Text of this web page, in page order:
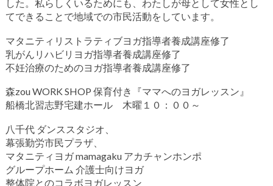
した。私らしくいるためにも、わたしが母として女性とし
てできることで地域での市民活動をしています。
マタニティリストラティブヨガ指導者養成講座修了
乳がんリハビリヨガ指導者養成講座修了
不妊治療のためのヨガ指導者養成講座修了
森zou WORK SHOP 保育付き『ママへのヨガレッスン』
船橋北習志野宅建ホール 木曜１０：００～
八千代 ダンススタジオ、
幕張勤労市民プラザ、
マタニティヨガ mamagaku アカチャンホンポ
グループホーム 介護士向けヨガ
整体院とのコラボヨガレッスン